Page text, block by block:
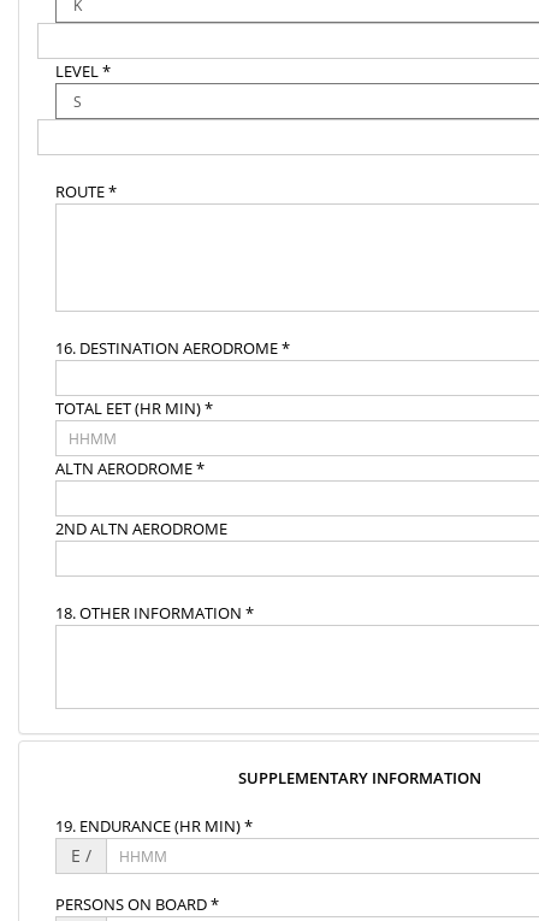
LEVEL *
ROUTE *
16. DESTINATION AERODROME *
TOTAL EET (HR MIN) *
ALTN AERODROME *
2ND ALTN AERODROME
18. OTHER INFORMATION *
SUPPLEMENTARY INFORMATION
19. ENDURANCE (HR MIN) *
E /
PERSONS ON BOARD *